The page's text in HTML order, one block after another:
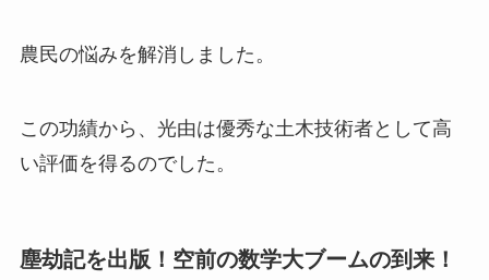
農民の悩みを解消しました。
この功績から、光由は優秀な土木技術者として高
い評価を得るのでした。
塵劫記を出版！空前の数学大ブームの到来！